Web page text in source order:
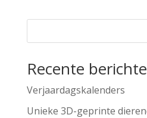
Recente
Verjaardagskalenders
Unieke 3D-geprinte